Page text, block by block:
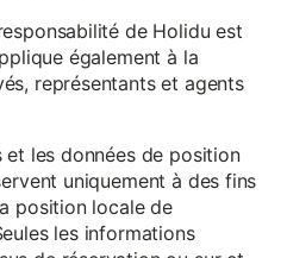
de Holidu est
également à la
représentants et agents
et les données de position
uniquement à des fins
position locale de
les informations